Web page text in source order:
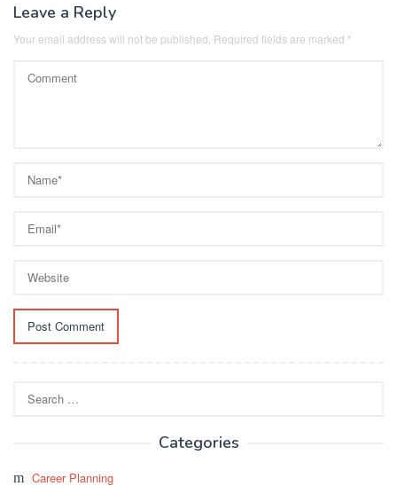
Leave a Reply
Your email address will not be published. Required fields are marked *
for:
Categories
Career Planning